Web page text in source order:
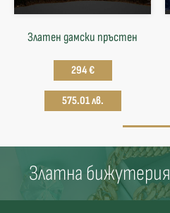
Златен дамски пръстен
294 €
575.01 лв.
Златна бижутерия